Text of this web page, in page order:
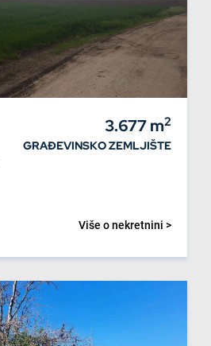
3.677m2
GRAĐEVINSKO ZEMLJIŠTE
Više o nekretnini >